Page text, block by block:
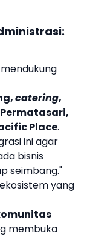
catering,
Place.
ini agar
bisnis
seimbang."
yang
membuka